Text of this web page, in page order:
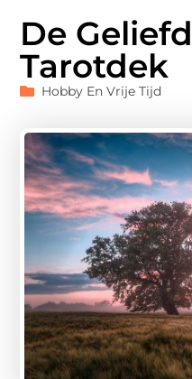
De
Tarotdek
Hobby En Vrije Tijd